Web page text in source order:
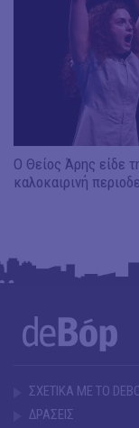
Ο Θείος Άρης είδε
καλοκαιρινή
ΣΧΕΤΙΚΑ ΜΕ ΤΟ
ΔΡΑΣΕΙΣ